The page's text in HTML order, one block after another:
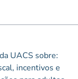
UACS sobre:
incentivos e